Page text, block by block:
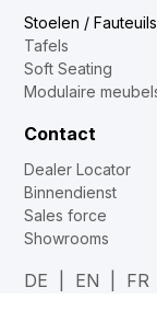
Stoelen / Fauteuils
Tafels
Soft Seating
Modulaire
Contact
Dealer Locator
Binnendienst
Sales force
Showrooms
DE EN FR